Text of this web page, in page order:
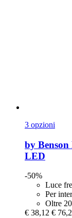
3 opzioni
by Benson
LED
-50%
Luce
Per
Oltre
€ 38,12 €